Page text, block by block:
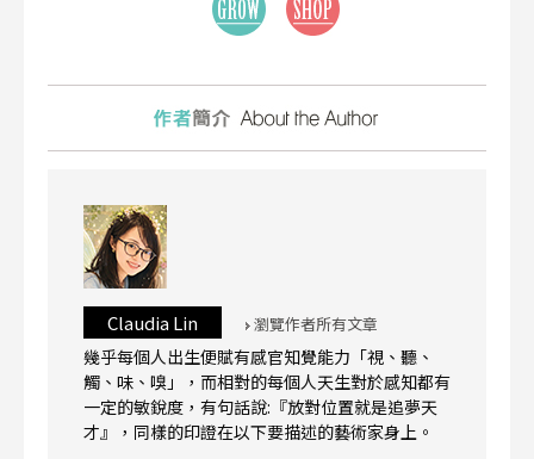
Claudia Lin 瀏覽作者所有文章
幾乎每個人出生便賦有感官知覺能力「視、聽、
觸、味、嗅」，而相對的每個人天生對於感知都有
一定的敏銳度，有句話說:『放對位置就是追夢天
才』，同樣的印證在以下要描述的藝術家身上。